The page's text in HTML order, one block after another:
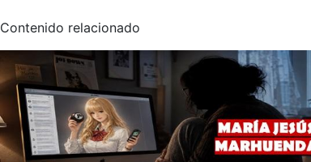
Contenido relacionado